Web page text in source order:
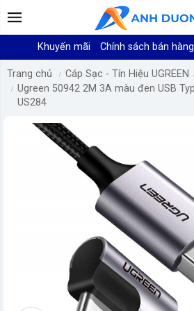
Khuyến mãi Chính sách bán hàng
Trang chủ Cáp Sạc - Tín Hiệu UGREEN
Ugreen 50942 2M 3A màu đen USB Type-C cáp bẻ góc 90 độ
US284